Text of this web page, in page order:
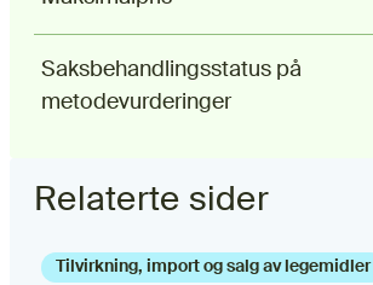
Saksbehandlingsstatus på
metodevurderinger
Relaterte sider
Tilvirkning, import og salg av legemidler